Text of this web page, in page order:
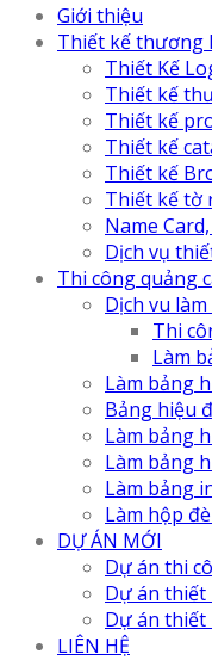
Giới thiệu
Thiết kế thương
Thiết Kế
Thiết kế
Thiết kế
Thiết kế
Thiết kế
Thiết kế tờ
Name
Dịch vụ
Thi công quảng
Dịch vu
Thi
Làm
Làm bảng
Bảng hiệu
Làm bảng
Làm bảng
Làm bảng
Làm hộp
DỰ ÁN MỚI
Dự án thi
Dự án thiết
Dự án thiết
LIÊN HỆ